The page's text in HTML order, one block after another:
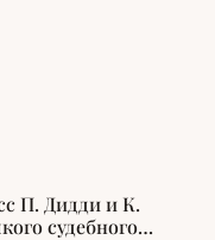
П. Дидди и К.
судебного